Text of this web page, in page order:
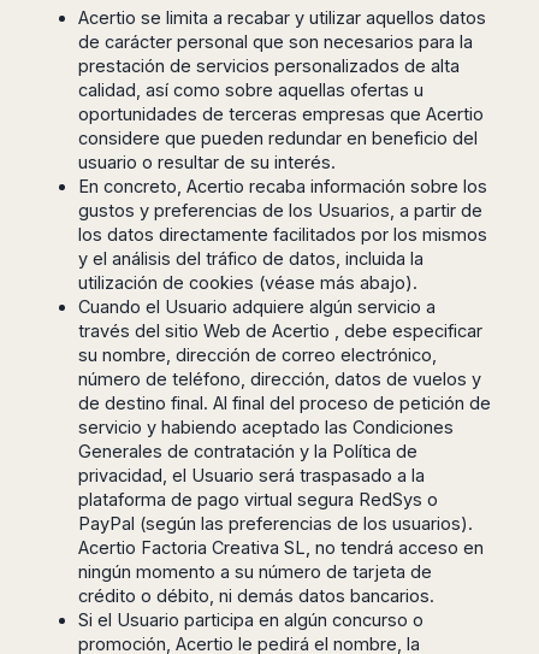
Schwechat
Jamshedpur
Jodhpur
Cochin
Lucknow
Madurai
Mangalore
Mumbai
Mysore
Delhi
Pune
Surat
Trivandrum
Udapuir
Vadodara
Varanasi
Cartagena
Medellín
San
Andrés
Chile
Santiago
Valparaiso
Perú
Lima
Cusco
Acertio se limita a recabar y utilizar aquellos datos
de carácter personal que son necesarios para la
prestación de servicios personalizados de alta
calidad, así como sobre aquellas ofertas u
oportunidades de terceras empresas que Acertio
considere que pueden redundar en beneficio del
usuario o resultar de su interés.
En concreto, Acertio recaba información sobre los
gustos y preferencias de los Usuarios, a partir de
los datos directamente facilitados por los mismos
y el análisis del tráfico de datos, incluida la
utilización de cookies (véase más abajo).
Cuando el Usuario adquiere algún servicio a
través del sitio Web de Acertio , debe especificar
su nombre, dirección de correo electrónico,
número de teléfono, dirección, datos de vuelos y
de destino final. Al final del proceso de petición de
servicio y habiendo aceptado las Condiciones
Generales de contratación y la Política de
privacidad, el Usuario será traspasado a la
plataforma de pago virtual segura RedSys o
PayPal (según las preferencias de los usuarios).
Acertio Factoria Creativa SL, no tendrá acceso en
ningún momento a su número de tarjeta de
crédito o débito, ni demás datos bancarios.
Si el Usuario participa en algún concurso o
promoción, Acertio le pedirá el nombre, la